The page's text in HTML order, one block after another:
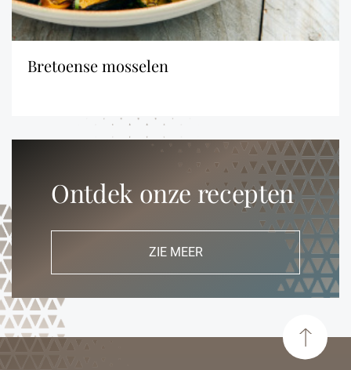
Ontdek onze recepten
ZIE MEER
bretoense mosselen